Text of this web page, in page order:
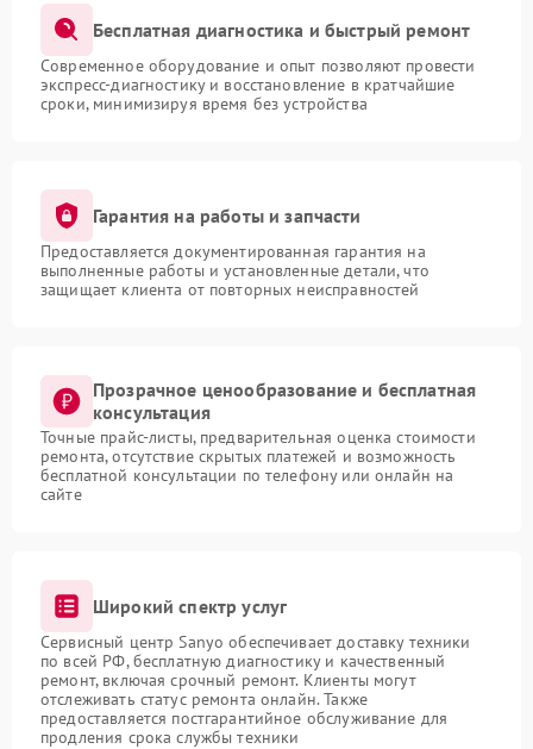
Бесплатная диагностика и быстрый ремонт
Современное оборудование и опыт позволяют провести
экспресс-диагностику и восстановление в кратчайшие
сроки, минимизируя время без устройства
Гарантия на работы и запчасти
Предоставляется документированная гарантия на
выполненные работы и установленные детали, что
защищает клиента от повторных неисправностей
Прозрачное ценообразование и бесплатная
консультация
Точные прайс-листы, предварительная оценка стоимости
ремонта, отсутствие скрытых платежей и возможность
бесплатной консультации по телефону или онлайн на
сайте
Широкий спектр услуг
Сервисный центр Sanyo обеспечивает доставку техники
по всей РФ, бесплатную диагностику и качественный
ремонт, включая срочный ремонт. Клиенты могут
отслеживать статус ремонта онлайн. Также
предоставляется постгарантийное обслуживание для
продления срока службы техники